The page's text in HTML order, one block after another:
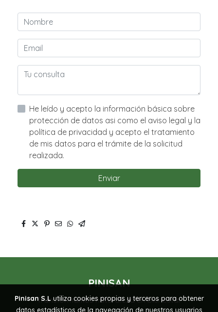
He leído y acepto la información básica sobre
protección de datos asi como el aviso legal y la
política de privacidad y acepto el tratamiento
de mis datos para el trámite de la solicitud
realizada.
Enviar
PINISAN
Transformamos naturaleza en bienestar
Pinisan S.L utiliza cookies propias y terceros para obtener
datos estadísticos de la navegación de nuestros usuarios